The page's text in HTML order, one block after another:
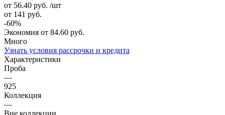
от 56.40 руб. /шт
от 141 руб.
-60%
Экономия от 84.60 руб.
Много
Узнать условия рассрочки и кредита
Характеристики
Проба
—
925
Коллекция
—
Вне коллекции